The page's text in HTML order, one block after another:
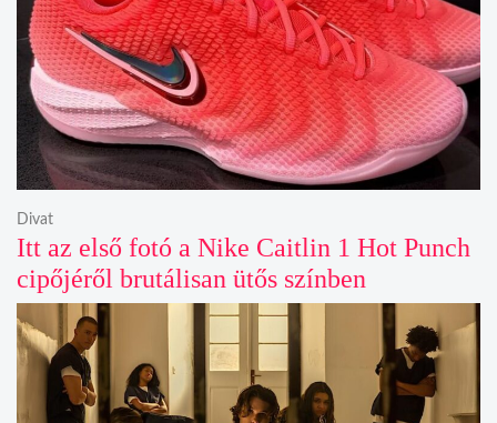
Itt az első fotó a Nike Caitlin 1 Hot Punch
cipőjéről brutálisan ütős színben
Divat